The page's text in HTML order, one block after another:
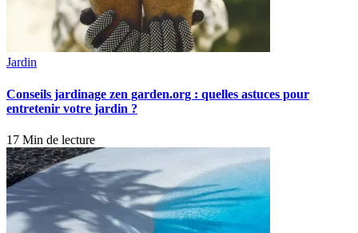
Jardin
Conseils jardinage zen garden.org : quelles astuces pour
entretenir votre jardin ?
17 Min de lecture